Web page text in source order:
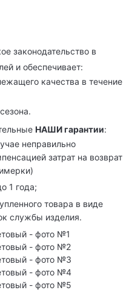
законодательство в
и обеспечивает:
качества в течение
НАШИ гарантии:
неправильно
затрат на возврат
1 года;
товара в виде
службы изделия.